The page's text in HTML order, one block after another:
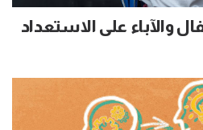
والآباء على الاستعداد